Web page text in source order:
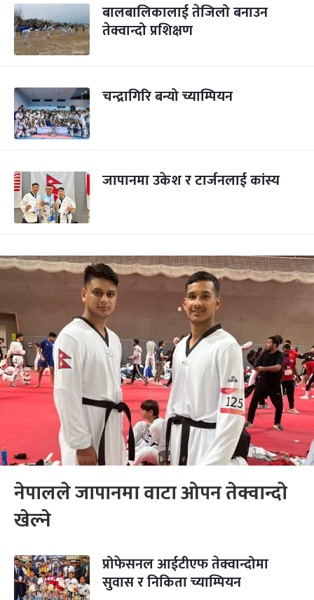
बालबालिकालाई तेजिलो बनाउन
तेक्वान्दो प्रशिक्षण
चन्द्रागिरि बन्यो च्याम्पियन
जापानमा उकेश र टार्जनलाई कांस्य
नेपालले जापानमा वाटा ओपन तेक्वान्दो
खेल्ने
प्रोफेसनल आईटीएफ तेक्वान्दोमा
सुवास र निकिता च्याम्पियन